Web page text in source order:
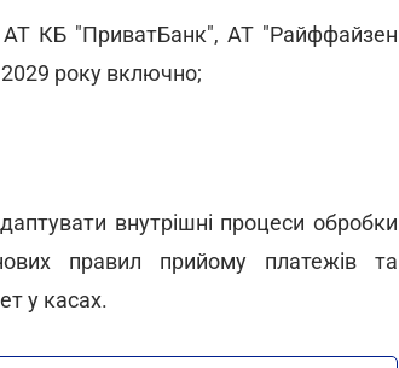
АТ КБ "ПриватБанк", АТ "Райффайзен
року включно;
внутрішні процеси обробки
правил прийому платежів та
у касах.